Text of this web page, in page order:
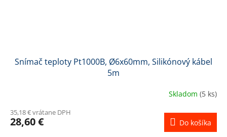
Snímač teploty Pt1000B, Ø6x60mm, Silikónový kábel
5m
Skladom (5 ks)
35,18 € vrátane DPH
28,60 € Do košíka